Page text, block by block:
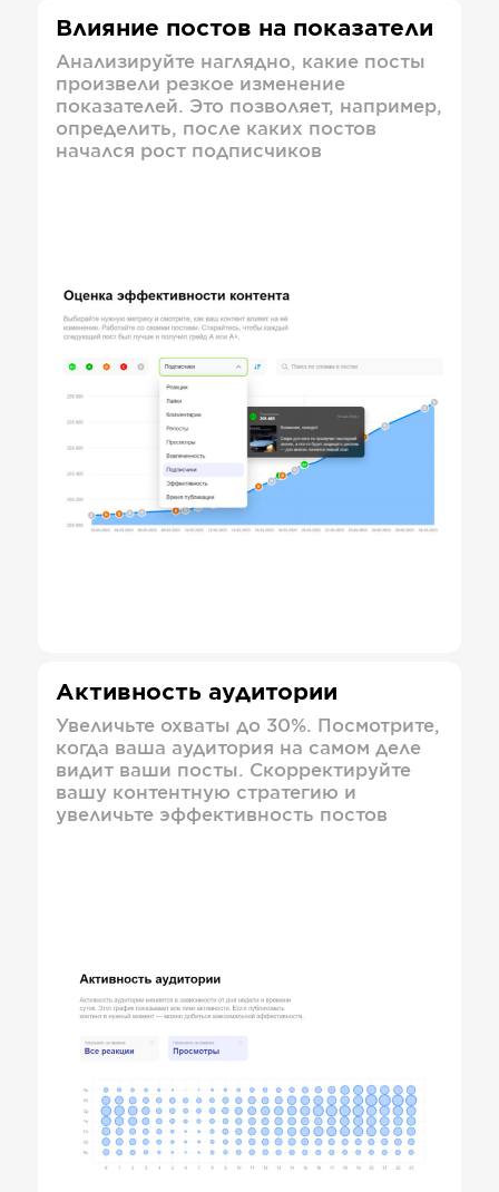
Влияние постов на показатели
Анализируйте наглядно, какие посты
произвели резкое изменение
показателей. Это позволяет, например,
определить, после каких постов
начался рост подписчиков
Активность аудитории
Увеличьте охваты до 30%. Посмотрите,
когда ваша аудитория на самом деле
видит ваши посты. Скорректируйте
вашу контентную стратегию и
увеличьте эффективность постов